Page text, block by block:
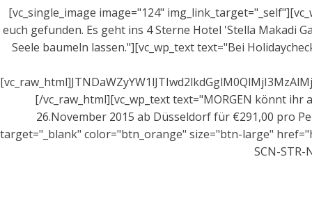
[vc_single_image image="124"
euch gefunden. Es geht ins 4 Sterne Hotel 'Stella Makadi
Seele baumeln lassen."][vc_wp_text text="Bei
[/vc_raw_html][vc_wp_text text="MORGEN könnt
26.November 2015 ab Düsseldorf für €291,00 pro
target="_blank" color="btn_orange" size="btn-large"
SCN-